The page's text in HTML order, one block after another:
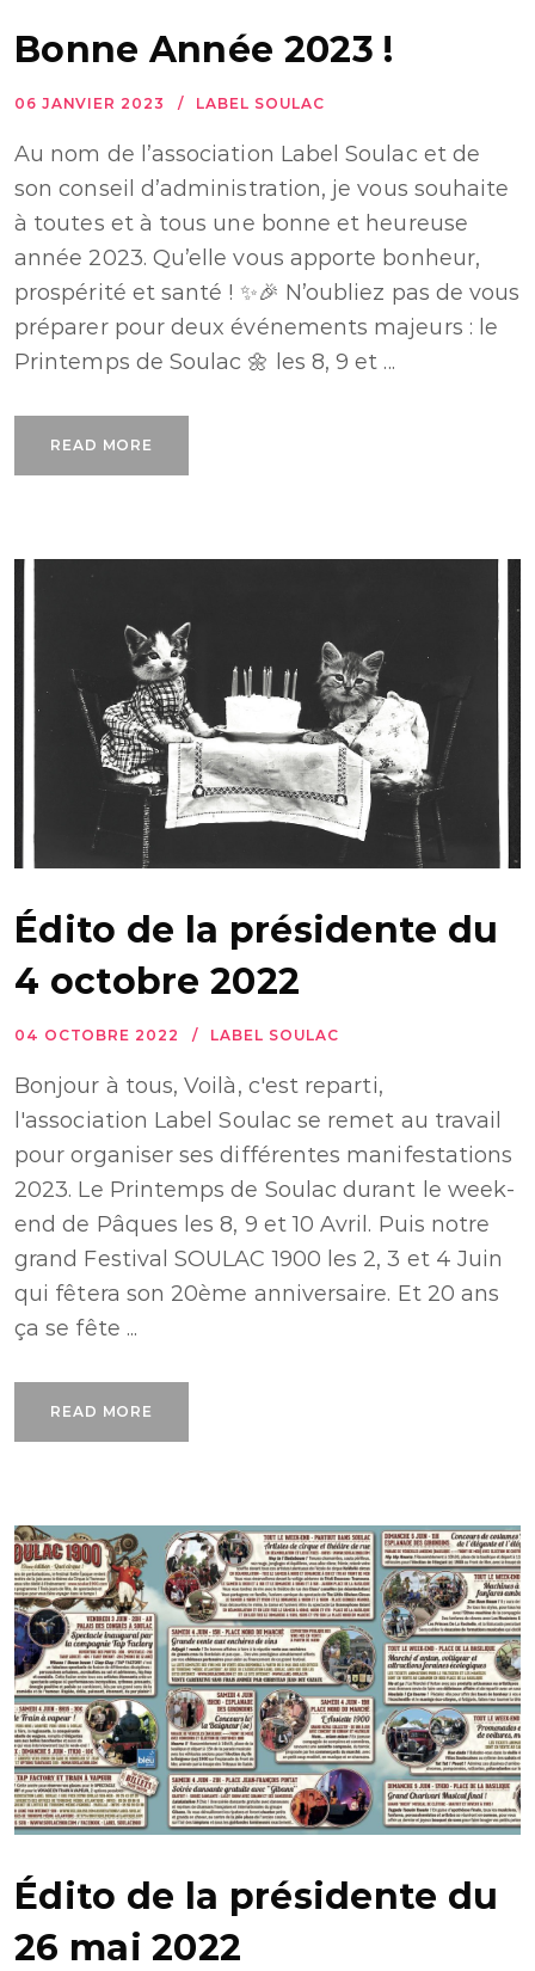
Bonne Année 2023 !
06 JANVIER 2023 LABEL SOULAC
Au nom de l’association Label Soulac et de
son conseil d’administration, je vous souhaite
à toutes et à tous une bonne et heureuse
année 2023. Qu’elle vous apporte bonheur,
prospérité et santé ! ✨🎉 N’oubliez pas de vous
préparer pour deux événements majeurs : le
Printemps de Soulac 🌼 les 8, 9 et ...
READ MORE
Édito de la présidente du
4 octobre 2022
04 OCTOBRE 2022 LABEL SOULAC
Bonjour à tous, Voilà, c'est reparti,
l'association Label Soulac se remet au travail
pour organiser ses différentes manifestations
2023. Le Printemps de Soulac durant le week-
end de Pâques les 8, 9 et 10 Avril. Puis notre
grand Festival SOULAC 1900 les 2, 3 et 4 Juin
qui fêtera son 20ème anniversaire. Et 20 ans
ça se fête ...
READ MORE
Édito de la présidente du
26 mai 2022